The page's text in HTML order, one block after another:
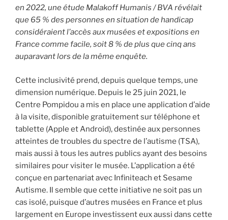
en 2022, une étude Malakoff Humanis / BVA révélait
que 65 % des personnes en situation de handicap
considéraient l’accès aux musées et expositions en
France comme facile, soit 8 % de plus que cinq ans
auparavant lors de la même enquête.
Cette inclusivité prend, depuis quelque temps, une
dimension numérique. Depuis le 25 juin 2021, le
Centre Pompidou a mis en place une application d’aide
à la visite, disponible gratuitement sur téléphone et
tablette (Apple et Android), destinée aux personnes
atteintes de troubles du spectre de l’autisme (TSA),
mais aussi à tous les autres publics ayant des besoins
similaires pour visiter le musée. L’application a été
conçue en partenariat avec Infiniteach et Sesame
Autisme. Il semble que cette initiative ne soit pas un
cas isolé, puisque d’autres musées en France et plus
largement en Europe investissent eux aussi dans cette